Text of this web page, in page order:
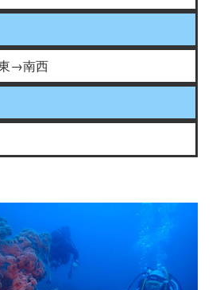
→南西